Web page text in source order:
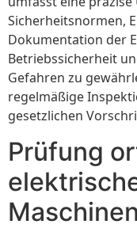
Sicherheitsnormen,
Dokumentation der
Betriebssicherheit
Gefahren zu
regelmäßige
gesetzlichen
Prüfung